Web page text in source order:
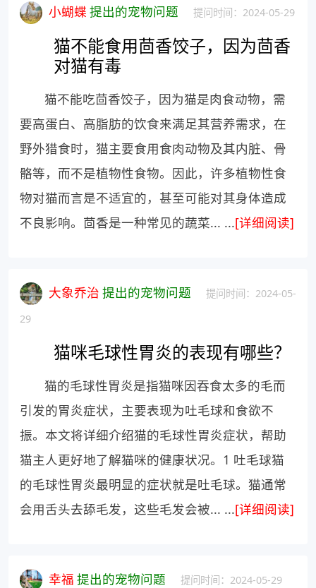
小蝴蝶 提出的宠物问题 提问时间：2024-05-29
猫不能食用茴香饺子，因为茴香
对猫有毒
猫不能吃茴香饺子，因为猫是肉食动物，需
要高蛋白、高脂肪的饮食来满足其营养需求，在
野外猎食时，猫主要食用食肉动物及其内脏、骨
骼等，而不是植物性食物。因此，许多植物性食
物对猫而言是不适宜的，甚至可能对其身体造成
不良影响。茴香是一种常见的蔬菜... ...[详细阅读]
大象乔治 提出的宠物问题
提问时间：2024-05-
29
猫咪毛球性胃炎的表现有哪些？
猫的毛球性胃炎是指猫咪因吞食太多的毛而
引发的胃炎症状，主要表现为吐毛球和食欲不
振。本文将详细介绍猫的毛球性胃炎症状，帮助
猫主人更好地了解猫咪的健康状况。1 吐毛球猫
的毛球性胃炎最明显的症状就是吐毛球。猫通常
会用舌头去舔毛发，这些毛发会被... ...[详细阅读]
幸福 提出的宠物问题 提问时间：2024-05-29